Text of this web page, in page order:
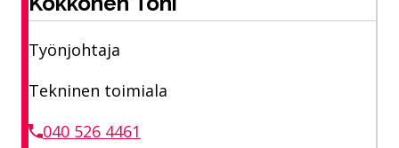
Työnjohtaja
Tekninen toimiala
040 526 4461